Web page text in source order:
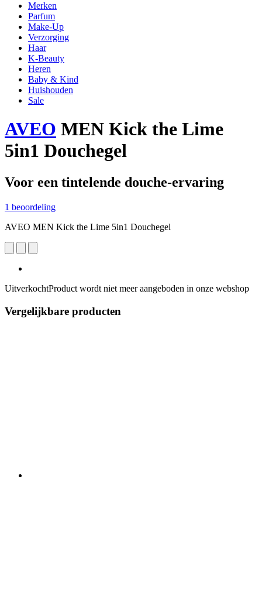
Merken
Parfum
Make-Up
Verzorging
Haar
K-Beauty
Heren
Baby & Kind
Huishouden
Sale
AVEO MEN Kick the Lime
5in1 Douchegel
Voor een tintelende douche-ervaring
1 beoordeling
AVEO MEN Kick the Lime 5in1 Douchegel
UitverkochtProduct wordt niet meer aangeboden in onze webshop
Vergelijkbare producten